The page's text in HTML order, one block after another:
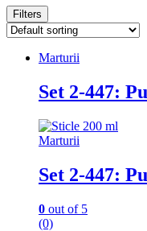
Filters
Marturii
Set 2-447:
Marturii
Set 2-447:
0 out of 5
(0)